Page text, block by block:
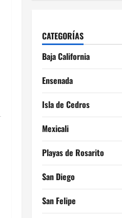
CATEGORÍAS
Baja California
Ensenada
Isla de Cedros
Mexicali
Playas de Rosarito
San Diego
San Felipe